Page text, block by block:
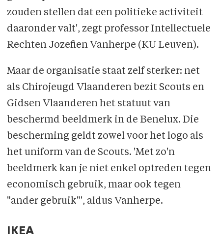
zouden stellen dat een politieke activiteit
daaronder valt', zegt professor Intellectuele
Rechten Jozefien Vanherpe (KU Leuven).
Maar de organisatie staat zelf sterker: net
als Chirojeugd Vlaanderen bezit Scouts en
Gidsen Vlaanderen het statuut van
beschermd beeldmerk in de Benelux. Die
bescher­ming geldt zowel voor het logo als
het uniform van de Scouts. 'Met zo'n
beeldmerk kan je niet enkel optreden tegen
economisch gebruik, maar ook tegen
"ander gebruik"', aldus Vanherpe.
IKEA